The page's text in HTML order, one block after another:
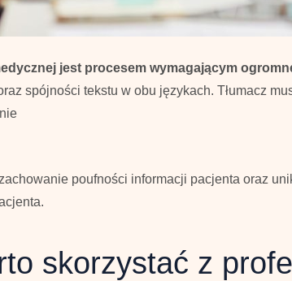
jest procesem wymagającym
spójności tekstu w obu językach. Tłumacz
poufności informacji pacjenta oraz
skorzystać z